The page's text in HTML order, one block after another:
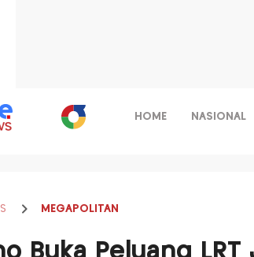
HOME NASIONAL
MEGAPOLITAN
Buka Peluang LRT